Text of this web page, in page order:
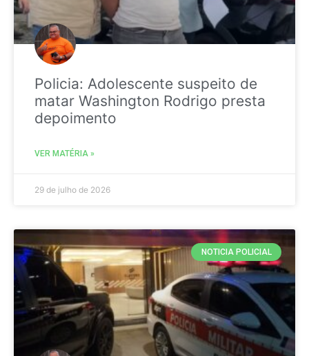
Policia: Adolescente suspeito de
matar Washington Rodrigo presta
depoimento
VER MATÉRIA »
29 de julho de 2026
NOTICIA POLICIAL